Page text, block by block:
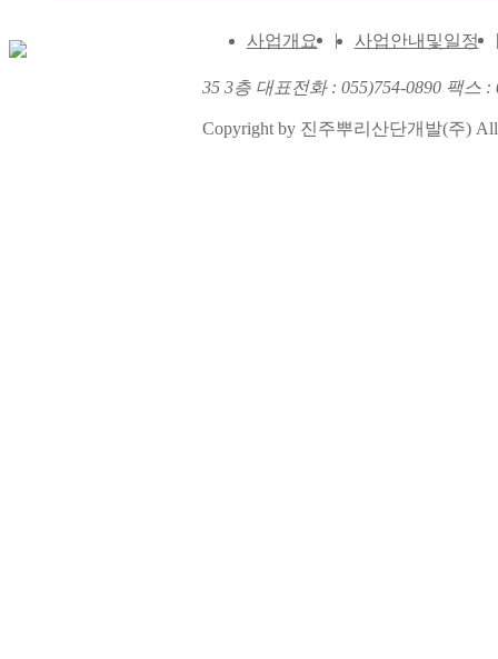
사업개요 | 사업안내및일정 |
35 3층 대표전화 : 055)754-0890 팩스 :
Copyright by 진주뿌리산단개발(주) All